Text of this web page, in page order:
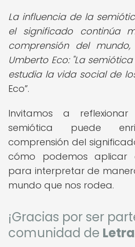
La influencia de la
el significado continúa
comprensión del
Umberto Eco: "La
estudia la vida social de
Eco .
Invitamos a
semiótica puede
comprensión del
cómo podemos aplicar
para interpretar de
mundo que nos rodea.
¡Gracias por ser
comunidad de